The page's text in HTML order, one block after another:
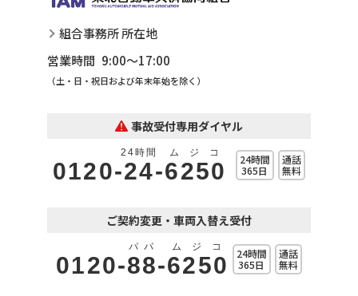
組合事務所 所在地
営業時間 9:00～17:00
（土・日・祝日および年末年始を除く）
事故受付専用ダイヤル
0120-24
24時間
-6250
ムジコ
24時間
365日
通話
無料
ご契約変更・車両入替え受付
0120-88
パパ
-6250
ムジコ
24時間
365日
通話
無料